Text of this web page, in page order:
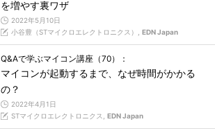
を増やす裏ワザ
2022年5月10日
小谷豊（STマイクロエレクトロニクス）, EDN Japan
Q&Aで学ぶマイコン講座（70）：
マイコンが起動するまで、なぜ時間がかかる
の？
2022年4月1日
STマイクロエレクトロニクス, EDN Japan